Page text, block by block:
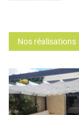
Nos réalisations